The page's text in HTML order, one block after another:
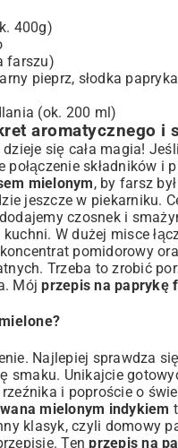
400g)
farszu)
pieprz, słodka
(ok. 200 ml)
aromatycznego i
się cała magia!
składników i
mielonym, by farsz
jeszcze w piekarniku.
czosnek i
W dużej misce
pomidorowy
Trzeba to zrobić
Mójprzepis na paprykę
Najlepiej sprawdza
smaku. Unikajcie
i poproście o
mielonym indykiem
klasyk, czyli domowy
Tenprzepis na